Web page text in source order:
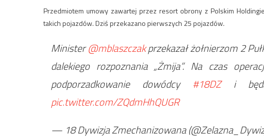
Przedmiotem umowy zawartej przez resort obrony z Polskim
takich pojazdów. Dziś przekazano pierwszych 25 pojazdów.
Minister@mblaszczakprzekazał żołnierzom 2
dalekiego rozpoznania „Żmija”. Na czas
podporzadkowanie dowódcy #18DZi będą
pic.twitter.com/ZQdmHhQUGR
— 18 Dywizja Zmechanizowana